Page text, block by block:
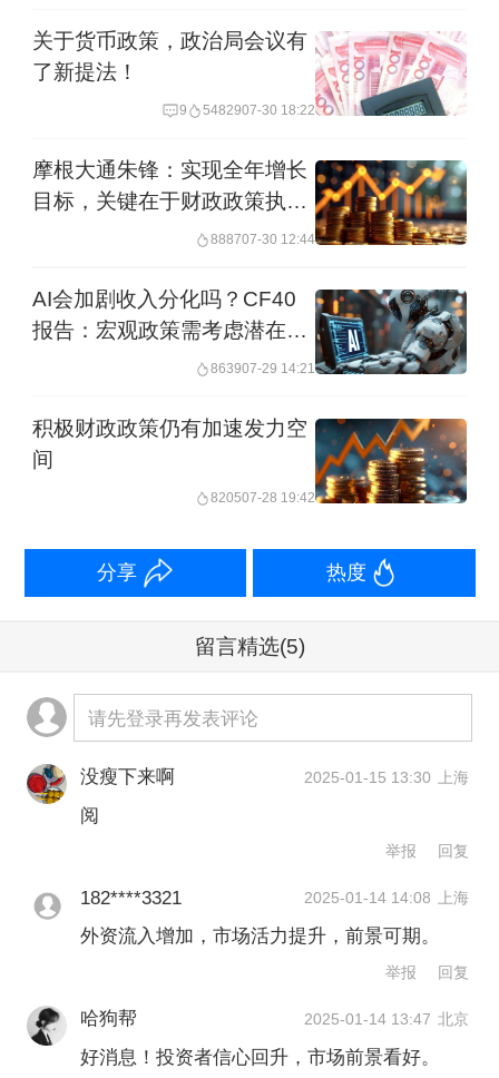
回升，为101.42点，环比上升13.08点，
同比上升16.76点，指数重回乐观区域。
2024年第四季度上海市企业家投资信心
指数为102.90点，环比下降5.92点，同
比下降0.83点，不过指数仍处于乐观区
域。
上海财经大学社会经济指数系列课题组
分中心主任、上海财经大学应用统计研
究中心主任徐国祥教授和统计与数据科
第四季度上海市投资者信心的主要因素
有三个方面：
一是近期我国一揽子逆周期调节宏观政
策密集出台，传递出稳增长的积极信
号，增强了投资者对经济发展的信心。
二是在地产、降准等一系列利好政策推
动下，A股市场出现强势反弹，投资者对
收益的满意度较前期大幅提升。
三是随着全球经济的逐步复苏和美联储
货币政策的转向，国际资本对我国市场
的关注度不断提高。外资的持续流入增
关于货币政策，政治局会议有
了新提法！
9 5482907-30 18:22
摩根大通朱锋：实现全年增长
目标，关键在于财政政策执行
888707-30 12:44
AI会加剧收入分化吗？CF40
报告：宏观政策需考虑潜在供
863907-29 14:21
积极财政政策仍有加速发力空
间
820507-28 19:42
分享 热度
留言精选(5)
请先登录再发表评论
没瘦下来啊 2025-01-15 13:30 上海
阅
举报 回复
182****3321 2025-01-14 14:08 上海
外资流入增加，市场活力提升，前景可期。
举报 回复
哈狗帮 2025-01-14 13:47 北京
好消息！投资者信心回升，市场前景看好。